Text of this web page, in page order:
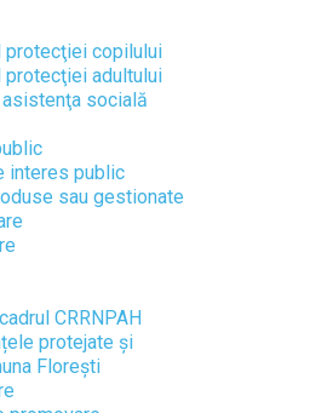
protecţiei copilului
protecţiei adultului
socială
interes public
sau gestionate
CRRNPAH
protejate și
Florești